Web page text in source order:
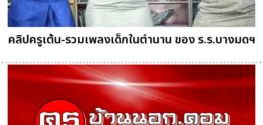
คลิปครูเต้น-รวมเพลงเด็กในตำนาน ของ ร.ร.บางมดฯ